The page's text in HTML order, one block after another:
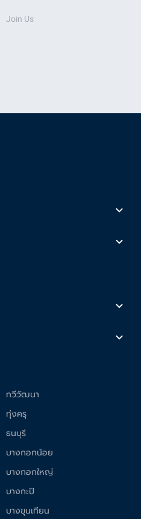
Join Us
ทวีวัฒนา
ทุ่งครุ
ธนบุรี
บางกอกน้อย
บางกอกใหญ่
บางกะปิ
บางขุนเทียน